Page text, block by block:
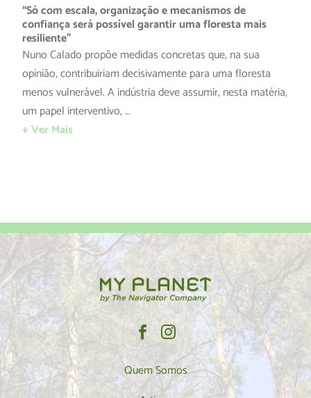
“Só com escala, organização e mecanismos de
confiança será possível garantir uma floresta mais
resiliente”
Nuno Calado propõe medidas concretas que, na sua
opinião, contribuiriam decisivamente para uma floresta
menos vulnerável. A indústria deve assumir, nesta matéria,
um papel interventivo, …
+ Ver Mais
Quem Somos